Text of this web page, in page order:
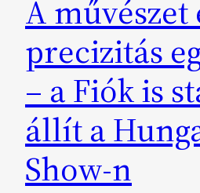
A művészet
precizitás
– a Fiók is
állít a
Show-n